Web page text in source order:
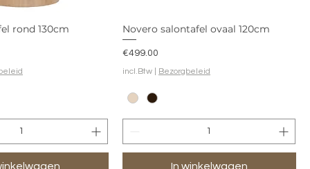
rond 130cm Novero salontafel ovaal 120cm
Prijs
€499.00
incl.Btw Bezorgbeleid
In winkelwagen